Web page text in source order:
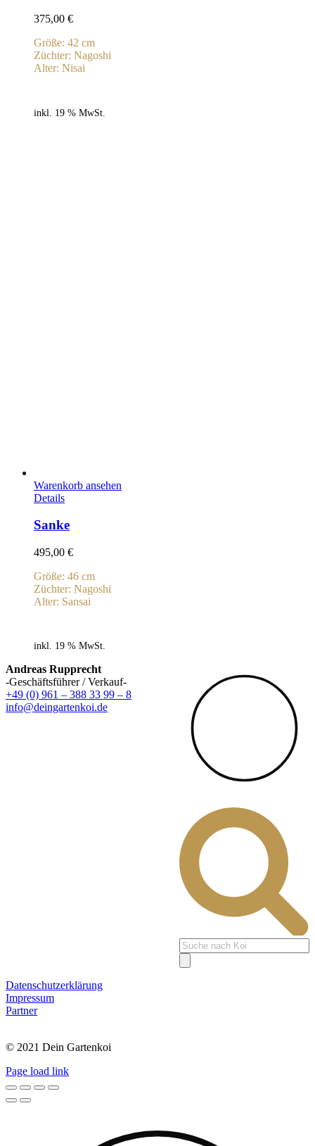
375,00 €
Größe: 42 cm
Züchter: Nagoshi
Alter: Nisai
inkl. 19 % MwSt.
Warenkorb ansehen
Details
Sanke
495,00 €
Größe: 46 cm
Züchter: Nagoshi
Alter: Sansai
inkl. 19 % MwSt.
Products
search
Andreas Rupprecht
-Geschäftsführer / Verkauf-
+49 (0) 961 – 388 33 99 – 8
info@deingartenkoi.de
Datenschutzerklärung
Impressum
Partner
© 2021 Dein Gartenkoi
Page load link